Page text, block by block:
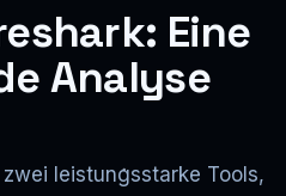
Eine
Analyse
leistungsstarke Tools,